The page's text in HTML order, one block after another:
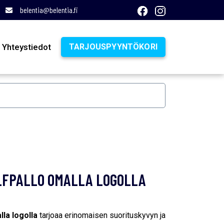
belentia@belentia.fi
Yhteystiedot TARJOUSPYYNTÖKORI
OMALLA LOGOLLA
logolla tarjoaa erinomaisen suorituskyvyn ja